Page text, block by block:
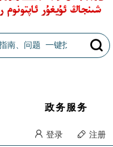
政务服务
登录 注册